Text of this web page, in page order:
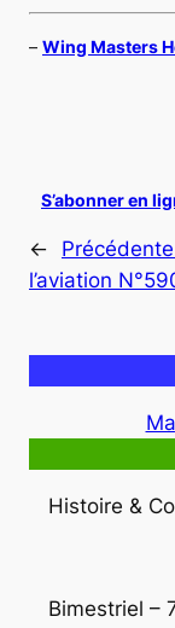
– Wing Masters
S’abonner en
←
l’aviation
Histoire &
Bimestriel –